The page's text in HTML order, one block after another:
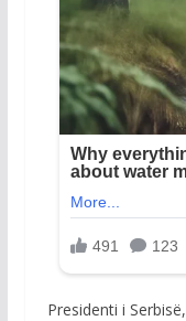
Presidenti i